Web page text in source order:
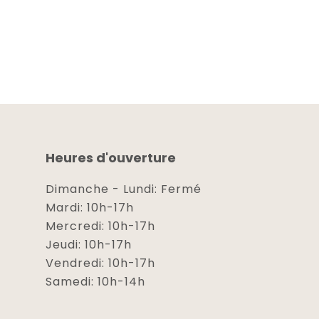
Heures d'ouverture
Dimanche - Lundi: Fermé
Mardi: 10h-17h
Mercredi: 10h-17h
Jeudi: 10h-17h
Vendredi: 10h-17h
Samedi: 10h-14h